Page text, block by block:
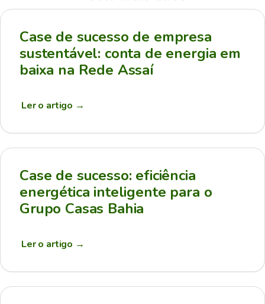
Case de sucesso de empresa
sustentável: conta de energia em
baixa na Rede Assaí
Ler o artigo →
Case de sucesso: eficiência
energética inteligente para o
Grupo Casas Bahia
Ler o artigo →